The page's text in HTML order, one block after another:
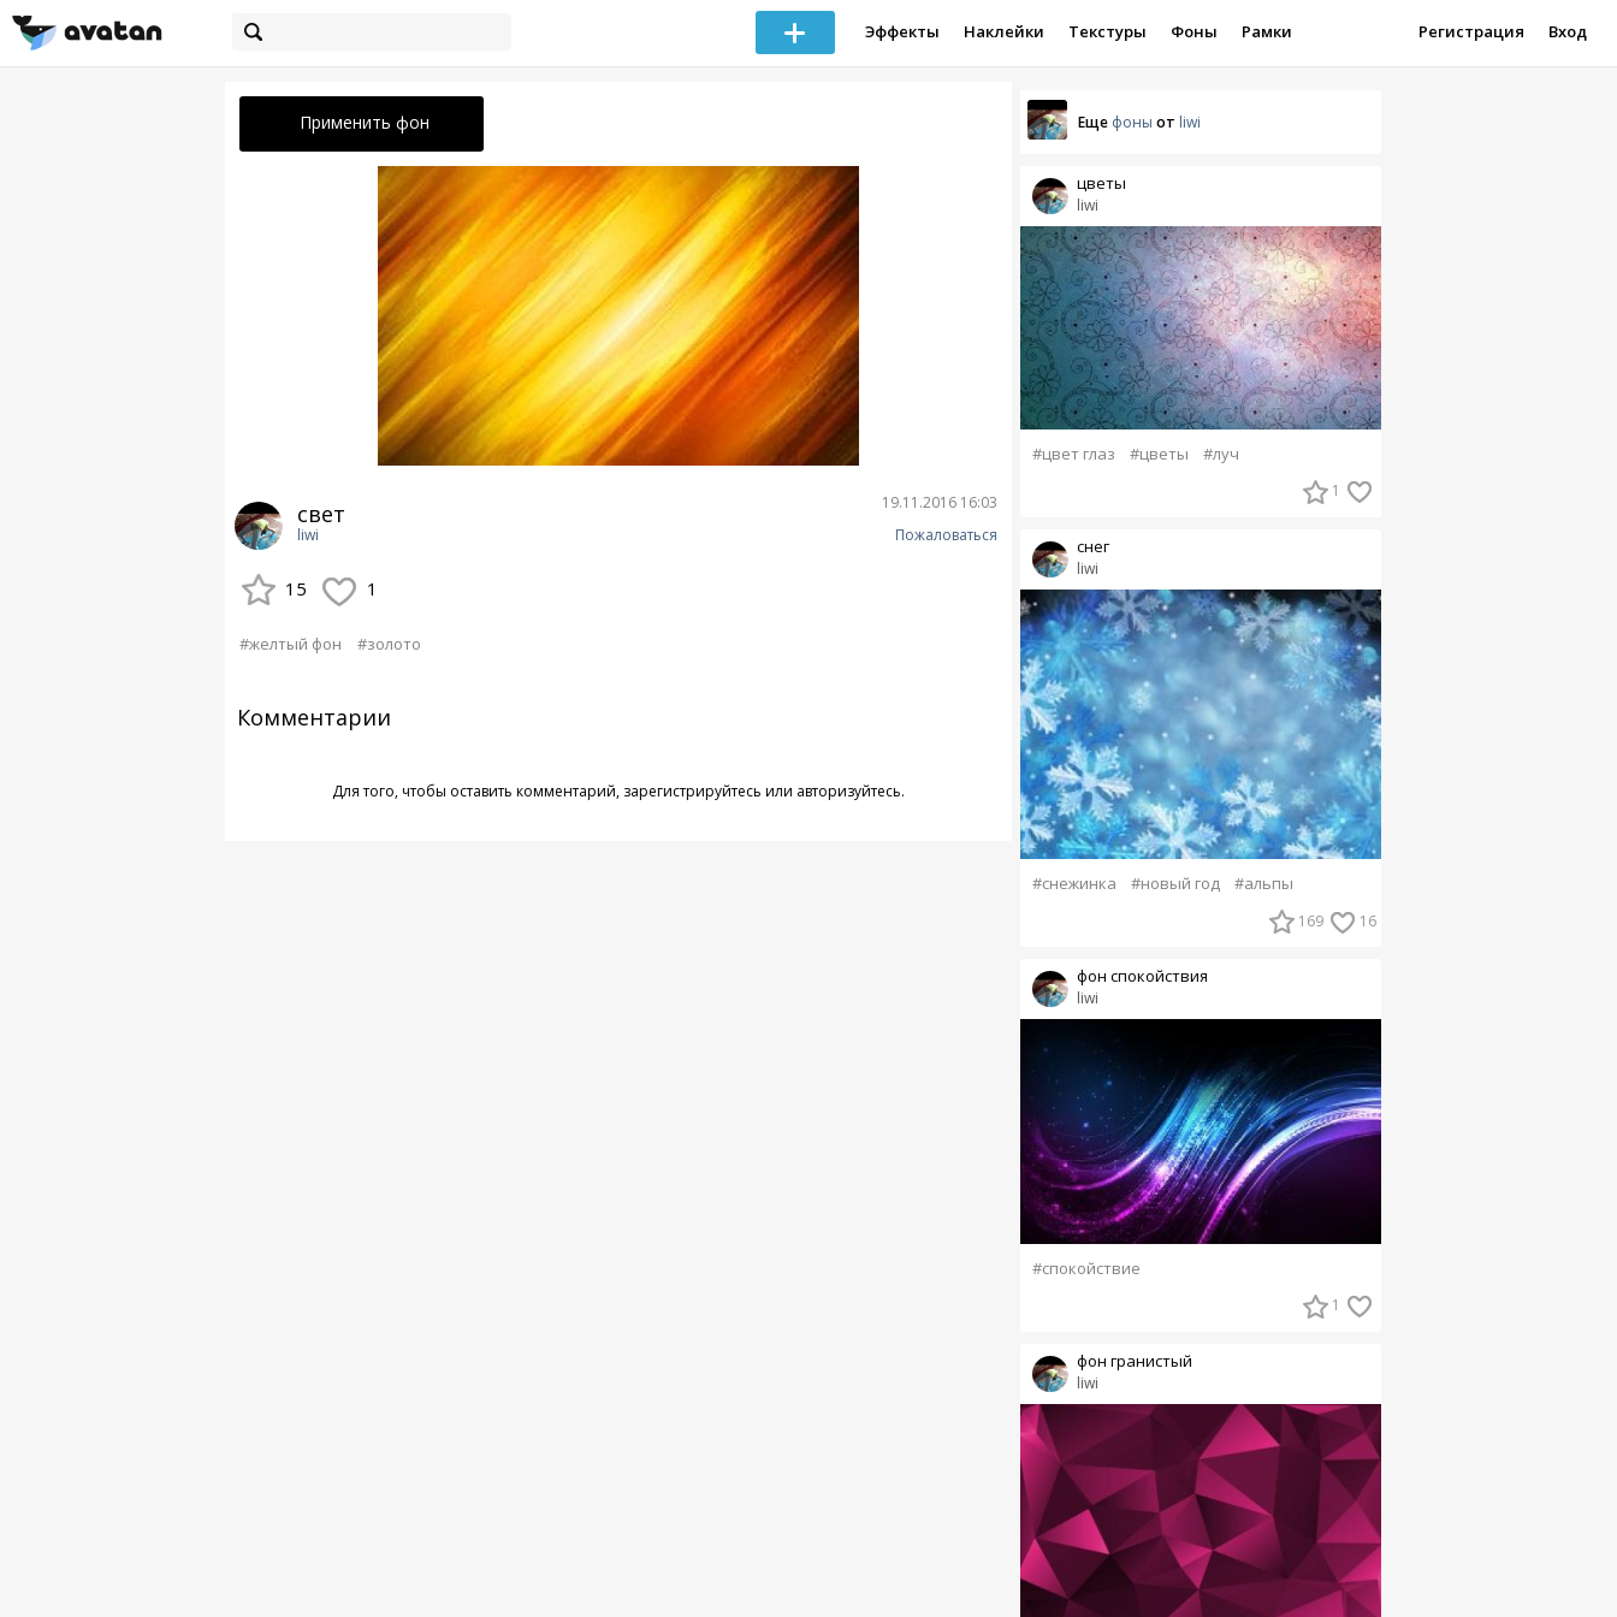
Эффекты Наклейки Текстуры Фоны Рамки Регистрация Вход
Применить фон
свет
liwi
19.11.2016 16:03
Пожаловаться
15 1
#желтый фон #золото
Комментарии
Для того, чтобы оставить комментарий, зарегистрируйтесь или авторизуйтесь.
Еще фоны от liwi
liwi
цветы
#цвет глаз #цветы #луч
1
liwi
снег
#снежинка #новый год #альпы
169 16
liwi
фон спокойствия
#спокойствие
1
liwi
фон гранистый